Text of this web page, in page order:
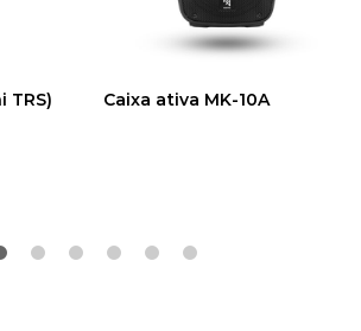
TRS)
Caixa ativa MK-10A